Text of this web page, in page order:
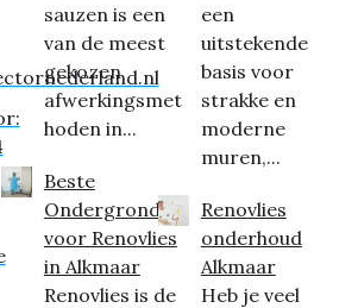
sauzen is een
van de meest
gekozen
afwerkingsmet
hoden in...
Beste
Ondergrond
voor Renovlies
in Alkmaar
Renovlies is de
een
uitstekende
basis voor
strakke en
moderne
muren,...
Renovlies
onderhoud
Alkmaar
Heb je veel